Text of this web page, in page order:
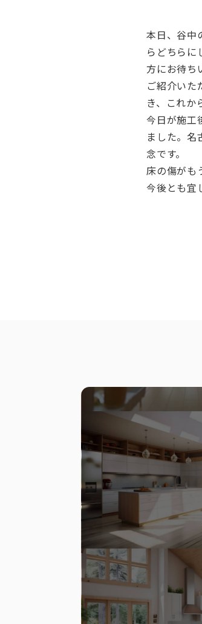
本日、谷中
らどちらに
方にお待ち
ご紹介い
き、これか
今日が施工
ました。
念です。
床の傷がも
今後とも宜